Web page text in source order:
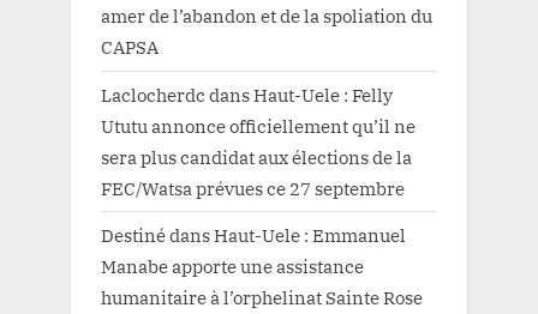
amer de l’abandon et de la spoliation du
CAPSA
Laclocherdc dansHaut-Uele : Felly
Ututu annonce officiellement qu’il ne
sera plus candidat aux élections de la
FEC/Watsa prévues ce 27 septembre
DestinédansHaut-Uele : Emmanuel
Manabe apporte une assistance
humanitaire à l’orphelinat Sainte Rose